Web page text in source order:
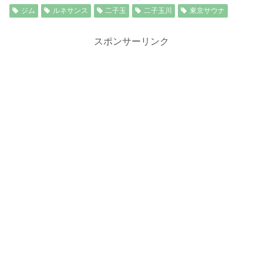
ジム ルネサンス 二子玉 二子玉川 東京サウナ
スポンサーリンク